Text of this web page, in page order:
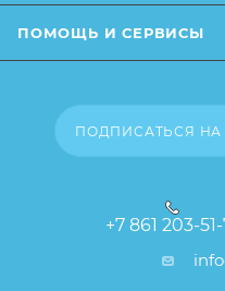
Перед выбором
Размер:85E
послеродовый "ФЭСТ"
интернет-магазине
данный товар в
ПОМОЩЬ И СЕРВИСЫ
ПОДПИСАТЬСЯ НА
+7 861 203-51-